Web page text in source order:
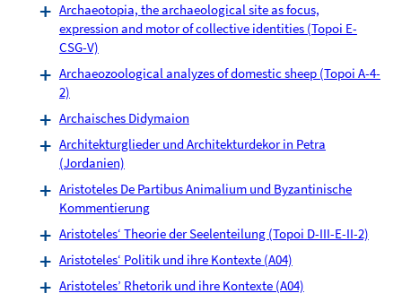
Archaeotopia, the archaeological site as focus,
expression and motor of collective identities (Topoi E-
CSG-V)
Archaeozoological analyzes of domestic sheep (Topoi A-4-
2)
Archaisches Didymaion
Architekturglieder und Architekturdekor in Petra
(Jordanien)
Aristoteles De Partibus Animalium und Byzantinische
Kommentierung
Aristoteles‘ Theorie der Seelenteilung (Topoi D-III-E-II-2)
Aristoteles‘ Politik und ihre Kontexte (A04)
Aristoteles’ Rhetorik und ihre Kontexte (A04)